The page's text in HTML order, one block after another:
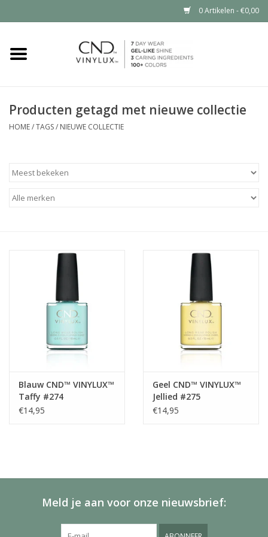
0 Artikelen - €0,00
Home
Nailart voor jou
Producten getagd met nieuwe collectie
HOME/TAGS/ NIEUWE COLLECTIE
Blauw CND™ VINYLUX™
Taffy #274
€14,95
Geel CND™ VINYLUX™
Jellied #275
€14,95
Meld je aan voor onze nieuwsbrief: